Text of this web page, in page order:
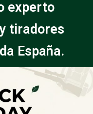
experto
tiradores
España.